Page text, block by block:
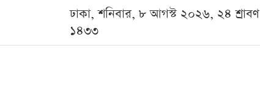
ঢাকা, শনিবার, ৮ আগস্ট ২০২৬, ২৪ শ্রাবণ
১৪৩৩